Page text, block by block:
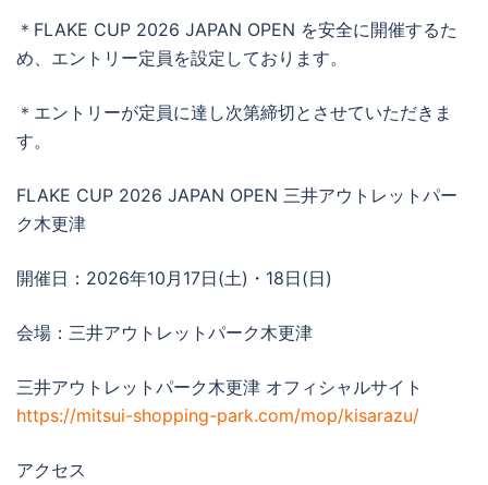
＊FLAKE CUP 2026 JAPAN OPEN を安全に開催するた
め、エントリー定員を設定しております。
＊エントリーが定員に達し次第締切とさせていただきま
す。
FLAKE CUP 2026 JAPAN OPEN 三井アウトレットパー
ク木更津
開催日：2026年10月17日(土)・18日(日)
会場：三井アウトレットパーク木更津
三井アウトレットパーク木更津 オフィシャルサイト
https://mitsui-shopping-park.com/mop/kisarazu/
アクセス